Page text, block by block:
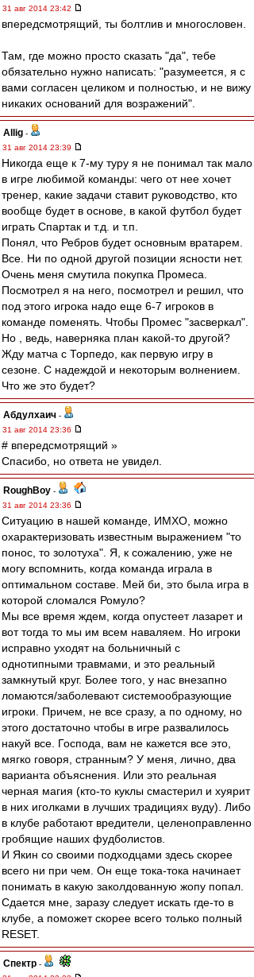
31 авг 2014 23:42
впередсмотрящий, ты болтлив и многословен.
Там, где можно просто сказать "да", тебе
обязательно нужно написать: "разумеется, я с
вами согласен целиком и полностью, и не вижу
никаких оснований для возражений".
Allig -
31 авг 2014 23:39
Никогда еще к 7-му туру я не понимал так мало
в игре любимой команды: чего от нее хочет
тренер, какие задачи ставит руководство, кто
вообще будет в основе, в какой футбол будет
играть Спартак и т.д. и т.п.
Понял, что Ребров будет основным вратарем.
Все. Ни по одной другой позиции ясности нет.
Очень меня смутила покупка Промеса.
Посмотрел я на него, посмотрел и решил, что
под этого игрока надо еще 6-7 игроков в
команде поменять. Чтобы Промес "засверкал".
Но , ведь, наверняка план какой-то другой?
Жду матча с Торпедо, как первую игру в
сезоне. С надеждой и некоторым волнением.
Что же это будет?
Абдулхаич -
31 авг 2014 23:36
# впередсмотрящий »
Спасибо, но ответа не увидел.
RoughBoy -
31 авг 2014 23:36
Ситуацию в нашей команде, ИМХО, можно
охарактеризовать известным выражением "то
понос, то золотуха". Я, к сожалению, уже не
могу вспомнить, когда команда играла в
оптимальном составе. Мей би, это была игра в
которой сломался Ромуло?
Мы все время ждем, когда опустеет лазарет и
вот тогда то мы им всем наваляем. Но игроки
исправно уходят на больничный с
однотипными травмами, и это реальный
замкнутый круг. Более того, у нас внезапно
ломаются/заболевают системообразующие
игроки. Причем, не все сразу, а по одному, но
этого достаточно чтобы в игре развалилось
накуй все. Господа, вам не кажется все это,
мягко говоря, странным? У меня, лично, два
варианта объяснения. Или это реальная
черная магия (кто-то куклы смастерил и хуярит
в них иголками в лучших традициях вуду). Либо
в клубе работают вредители, целеноправленно
гробящие наших фудболистов.
И Якин со своими подходцами здесь скорее
всего ни при чем. Он еще тока-тока начинает
понимать в какую заколдованную жопу попал.
Сдается мне, заразу следует искать где-то в
клубе, а поможет скорее всего только полный
RESET.
Спектр -